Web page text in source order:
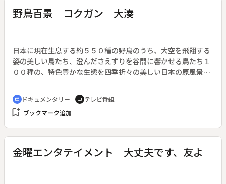
野鳥百景 コクガン 大湊
日本に現在生息する約５５０種の野鳥のうち、大空を飛翔する
姿の美しい鳥たち、澄んださえずりを谷間に響かせる鳥たち１
００種の、特色豊かな生態を四季折々の美しい日本の原風景の
中につづる。◆この回は、青森県むつ市大湊でコクガンの生態
を紹介する。
cinematic_blur ドキュメンタリー tv テレビ番組
bookmark_add ブックマーク追加
金曜エンタテイメント 大丈夫です、友よ